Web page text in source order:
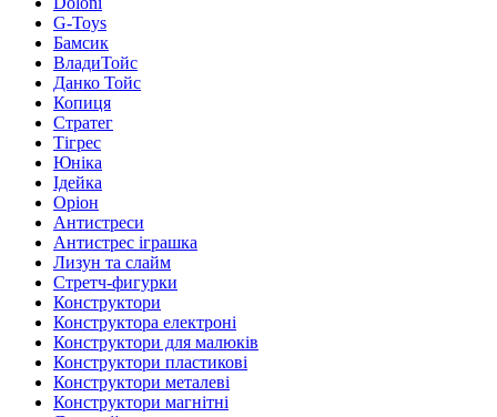
G-Toys
Бамсик
ВладиТойс
Данко Тойс
Копиця
Стратег
Тігрес
Юніка
Ідейка
Оріон
Антистреси
Антистрес іграшка
Лизун та слайм
Стретч-фигурки
Конструктори
Конструктора електроні
Конструктори для малюків
Конструктори пластикові
Конструктори металеві
Конструктори магнітні